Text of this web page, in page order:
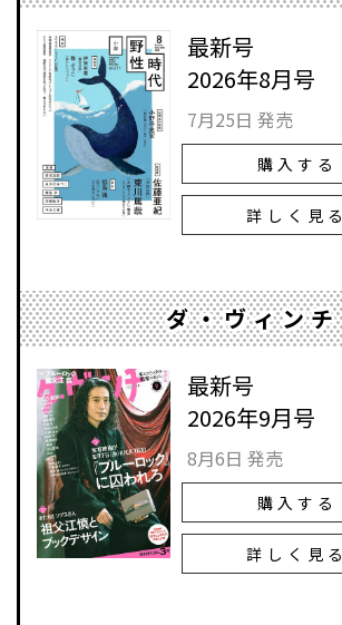
最新号
2026年8月号
7月25日 発売
購入する
詳しく見る
ダ・ヴィンチ
最新号
2026年9月号
8月6日 発売
購入する
詳しく見る